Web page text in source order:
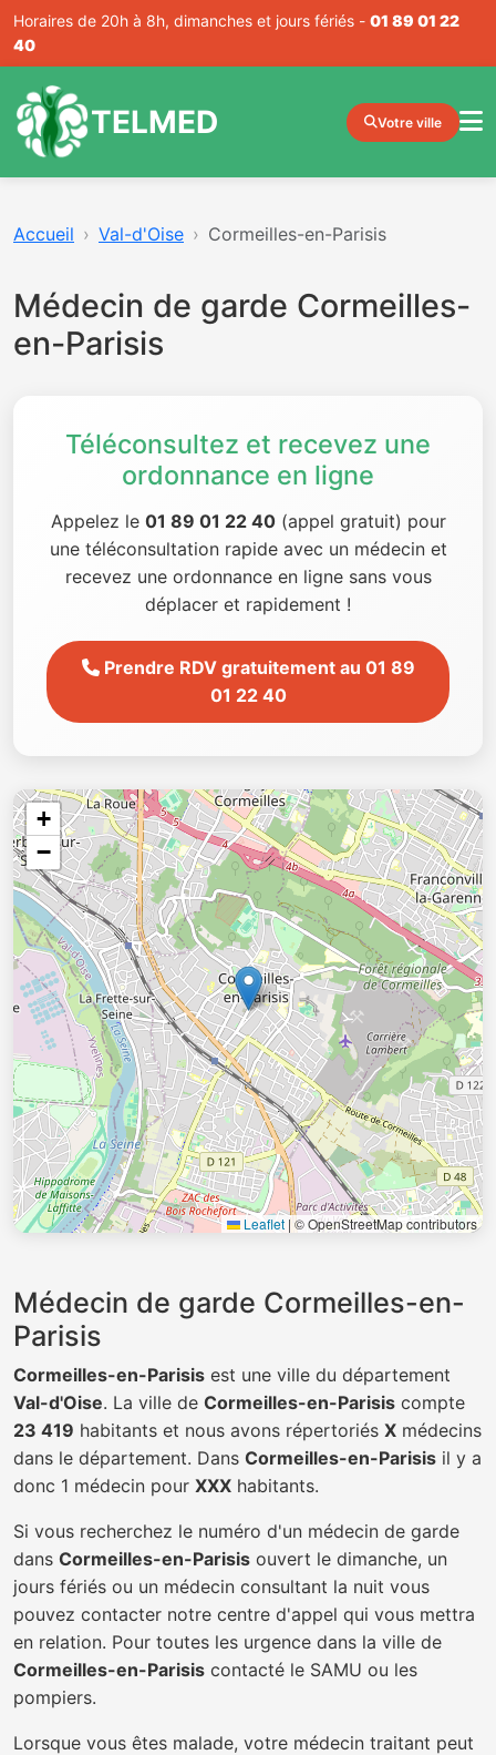
Horaires de 20h à 8h, dimanches et jours fériés - 01 89 01 22
40
TELMED Votre ville
Accueil Val-d'Oise Cormeilles-en-Parisis
Médecin de garde Cormeilles-
en-Parisis
Téléconsultez et recevez une
ordonnance en ligne
Appelez le 01 89 01 22 40(appel gratuit) pour
une téléconsultation rapide avec un médecin et
recevez une ordonnance en ligne sans vous
déplacer et rapidement !
Prendre RDV gratuitement au 01 89
01 22 40
+
−
Leaflet |© OpenStreetMap contributors
Médecin de garde Cormeilles-en-
Parisis
Cormeilles-en-Parisis est une ville du département
Val-d'Oise. La ville de Cormeilles-en-Parisis compte
23 419 habitants et nous avons répertoriés X médecins
dans le département. Dans Cormeilles-en-Parisis il y a
donc 1 médecin pour XXX habitants.
Si vous recherchez le numéro d'un médecin de garde
dans Cormeilles-en-Parisis ouvert le dimanche, un
jours fériés ou un médecin consultant la nuit vous
pouvez contacter notre centre d'appel qui vous mettra
en relation. Pour toutes les urgence dans la ville de
Cormeilles-en-Parisis contacté le SAMU ou les
pompiers.
Lorsque vous êtes malade, votre médecin traitant peut